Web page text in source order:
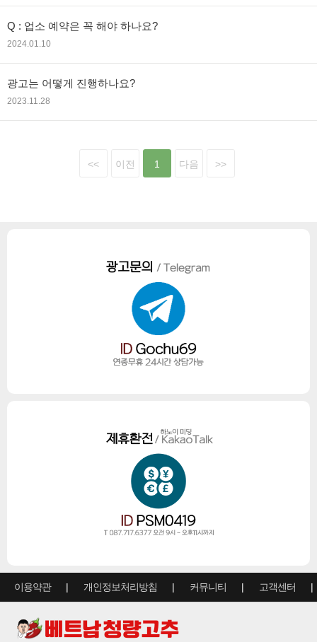
Q : 업소 예약은 꼭 해야 하나요?
2024.01.10
광고는 어떻게 진행하나요?
2023.11.28
<< 이전 1 다음 >>
이용약관 개인정보처리방침 커뮤니티 고객센터